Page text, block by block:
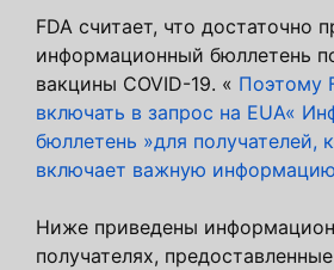
FDA считает, что достаточно
информационный бюллетень
вакцины COVID-19. « Поэтому
включать в запрос на EUA«
бюллетень »для получателей,
включает важную
Ниже приведены
получателях,